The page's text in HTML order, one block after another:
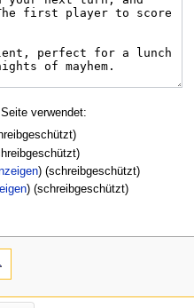
verwendet:
) (schreibgeschützt)
) (schreibgeschützt)